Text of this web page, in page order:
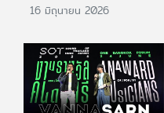
16 มิถุนายน 2026